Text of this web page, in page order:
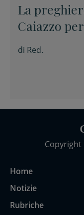
La
Caiazzo
Tempo
di Red.
Copyright
Home
Notizie
Rubriche